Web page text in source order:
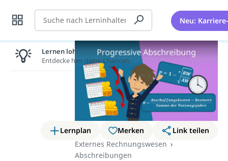
Suche Neu:
Lernplan Merken
Link teilen
Externes Rechnungswesen
Abschreibungen
Lernen lohnt sich!
Entdecke hier deine Chancen.